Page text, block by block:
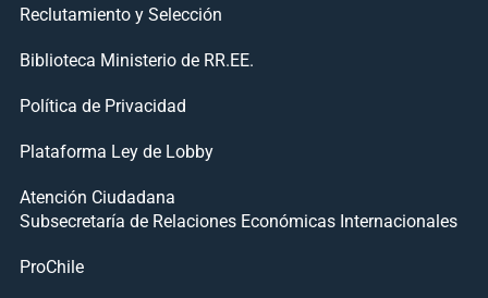
Reclutamiento y Selección
Biblioteca Ministerio de RR.EE.
Política de Privacidad
Plataforma Ley de Lobby
Atención Ciudadana
Subsecretaría de Relaciones Económicas Internacionales
ProChile